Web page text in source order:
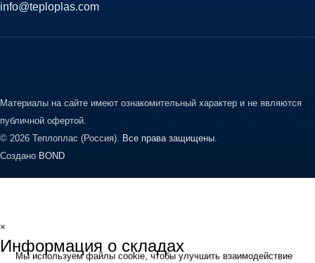
info@teploplas.com
Материалы на сайте имеют ознакомительный характер и не являются
публичной офертой.
© 2026 Теплоплас (Россия). Все права защищены.
Создано BOND
Мы используем файлы cookie, чтобы улучшить взаимодействие
×
Информация о складах